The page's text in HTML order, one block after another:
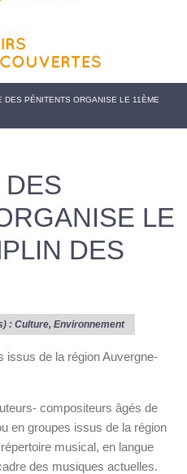
DES PÉNITENTS ORGANISE LE 11ÈME
DES
LE
DES
: Culture, Environnement
issus de la région Auvergne-
compositeurs âgés de
en groupes issus de la région
musical, en langue
des musiques actuelles.